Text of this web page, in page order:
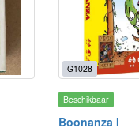
G1028
Beschikbaar
Boonanza I